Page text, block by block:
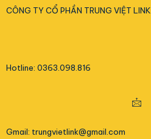
CÔNG TY CỔ PHẦN TRUNG VIỆT LINK
Hotline: 0363.098.816
Gmail: trungvietlink@gmail.com